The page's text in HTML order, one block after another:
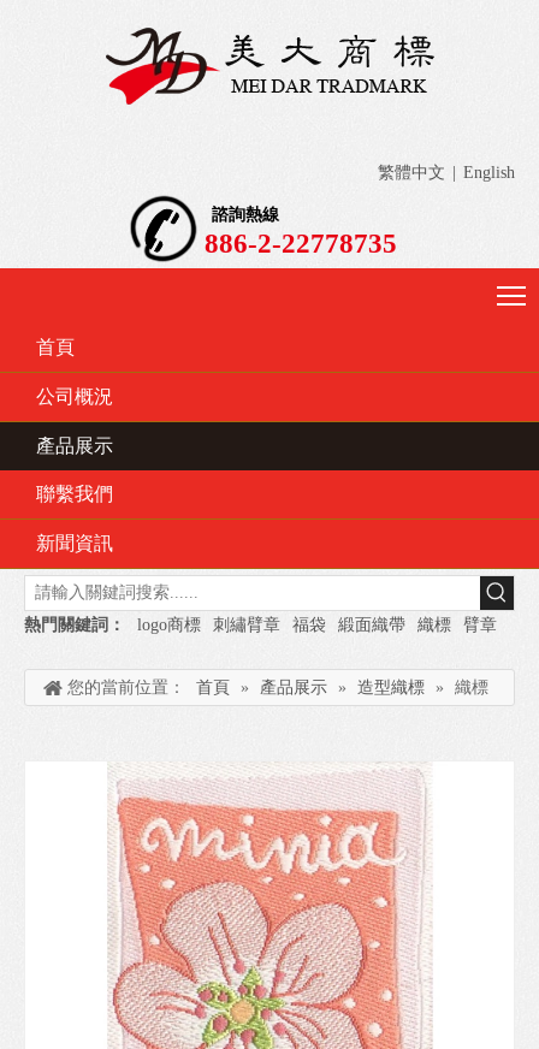
繁體中文 English
諮詢熱線
886-2-22778735
首頁
公司概況
產品展示
聯繫我們
新聞資訊
熱門關鍵詞： logo商標 刺繡臂章 福袋 緞面織帶 織標 臂章
您的當前位置： 首頁 » 產品展示 » 造型織標 » 織標